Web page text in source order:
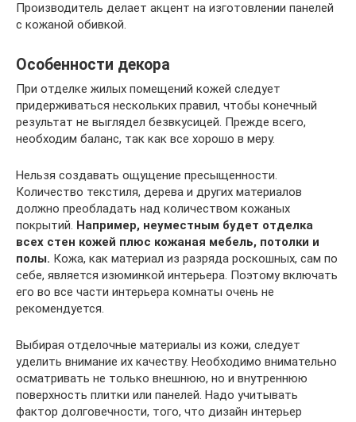
Производитель делает акцент на изготовлении панелей
с кожаной обивкой.
Особенности декора
При отделке жилых помещений кожей следует
придерживаться нескольких правил, чтобы конечный
результат не выглядел безвкусицей. Прежде всего,
необходим баланс, так как все хорошо в меру.
Нельзя создавать ощущение пресыщенности.
Количество текстиля, дерева и других материалов
должно преобладать над количеством кожаных
покрытий. Например, неуместным будет отделка
всех стен кожей плюс кожаная мебель, потолки и
полы. Кожа, как материал из разряда роскошных, сам по
себе, является изюминкой интерьера. Поэтому включать
его во все части интерьера комнаты очень не
рекомендуется.
Выбирая отделочные материалы из кожи, следует
уделить внимание их качеству. Необходимо внимательно
осматривать не только внешнюю, но и внутреннюю
поверхность плитки или панелей. Надо учитывать
фактор долговечности, того, что дизайн интерьер